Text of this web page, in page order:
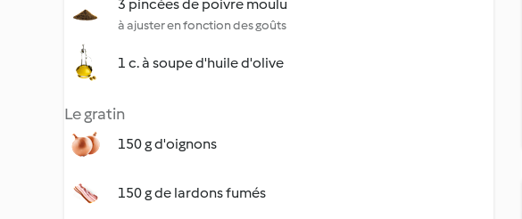
3 pincées de poivre moulu
à ajuster en fonction des goûts
1 c. à soupe d'huile d'olive
Le gratin
150 g d'oignons
150 g de lardons fumés